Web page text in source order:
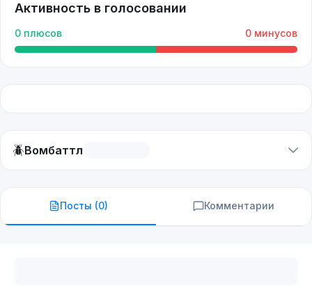
Активность в голосовании
0 плюсов 0 минусов
🪲Вомбаттл
Посты (0) Комментарии